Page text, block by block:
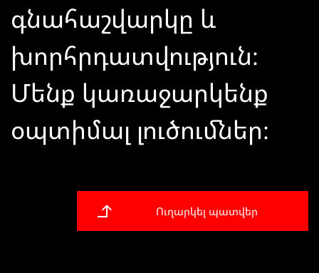
գնահաշվարկը և
խորհրդատվություն։
Մենք կառաջարկենք
օպտիմալ լուծումներ։
Ուղարկել պատվեր